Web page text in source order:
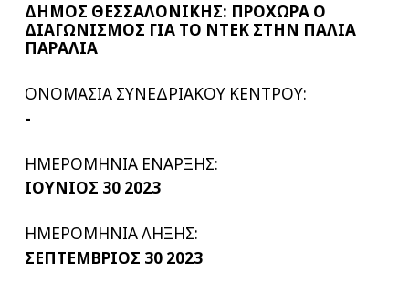
ΔΗΜΟΣ ΘΕΣΣΑΛΟΝΙΚΗΣ: ΠΡΟΧΩΡΑ Ο
ΔΙΑΓΩΝΙΣΜΟΣ ΓΙΑ ΤΟ ΝΤΕΚ ΣΤΗΝ ΠΑΛΙΑ
ΠΑΡΑΛΙΑ
ΟΝΟΜΑΣΙΑ ΣΥΝΕΔΡΙΑΚΟΥ ΚΕΝΤΡΟΥ:
-
ΗΜΕΡΟΜΗΝΙΑ ΕΝΑΡΞΗΣ:
ΙΟΥΝΙΟΣ 30 2023
ΗΜΕΡΟΜΗΝΙΑ ΛΗΞΗΣ:
ΣΕΠΤΕΜΒΡΙΟΣ 30 2023